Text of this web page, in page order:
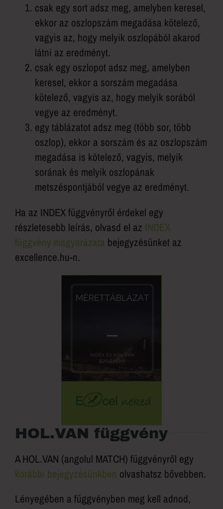
csak egy sort adsz meg, amelyben keresel,
ekkor az oszlopszám megadása kötelező,
vagyis az, hogy melyik oszlopából akarod
látni az eredményt.
csak egy oszlopot adsz meg, amelyben
keresel, ekkor a sorszám megadása
kötelező, vagyis az, hogy melyik sorából
vegye az eredményt.
egy táblázatot adsz meg (több sor, több
oszlop), ekkor a sorszám és az oszlopszám
megadása is kötelező, vagyis, melyik
sorának és melyik oszlopának
metszéspontjából vegye az eredményt.
Ha az INDEX függvényről érdekel egy
részletesebb leírás, olvasd el az INDEX
függvény magyarázata bejegyzésünket az
excellence.hu-n.
HOL.VAN függvény
A HOL.VAN (angolul MATCH) függvényről egy
korábbi bejegyzésünkben olvashatsz bővebben.
Lényegében a függvényben meg kell adnod,